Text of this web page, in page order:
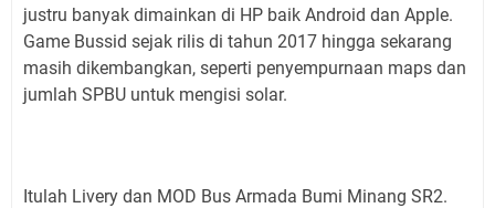
justru banyak dimainkan di HP baik Android dan Apple.
Game Bussid sejak rilis di tahun 2017 hingga sekarang
masih dikembangkan, seperti penyempurnaan maps dan
jumlah SPBU untuk mengisi solar.
Itulah Livery dan MOD Bus Armada Bumi Minang SR2.